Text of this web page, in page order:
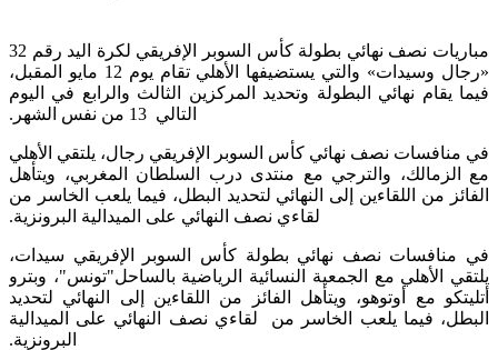
مباريات نصف نهائي بطولة كأس السوبر الإفريقي لكرة اليد رقم 32
«رجال وسيدات» والتي ‏يستضيفها الأهلي تقام يوم 12 مايو المقبل،
فيما يقام نهائي البطولة وتحديد المركزين الثالث والرابع في اليوم
التالي 13 من نفس الشهر.‏
في منافسات نصف نهائي كأس السوبر الإفريقي رجال، يلتقي الأهلي
مع الزمالك، والترجي ‏مع منتدى درب السلطان المغربي، ويتأهل
الفائز من اللقاءين إلى النهائي لتحديد البطل، فيما يلعب ‏الخاسر من
لقاءي نصف النهائي على الميدالية البرونزية.‏
في منافسات نصف نهائي بطولة كأس السوبر الإفريقي سيدات،
يلتقي الأهلي مع الجمعية النسائية ‏الرياضية بالساحل"تونس"، وبترو
أتليتكو مع أوتوهو، ويتأهل الفائز من اللقاءين إلى النهائي لتحديد
البطل، فيما ‏يلعب الخاسر من لقاءي نصف النهائي على الميدالية
البرونزية.‏